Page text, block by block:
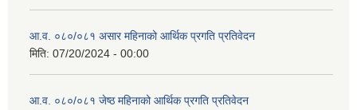
आ.व. ०८०/०८१ असार महिनाको आर्थिक प्रगति प्रतिवेदन
मिति: 07/20/2024 - 00:00
आ.व. ०८०/०८१ जेष्ठ महिनाको आर्थिक प्रगति प्रतिवेदन